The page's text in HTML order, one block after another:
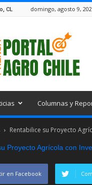
CL domingo, agosto 9,
Columnas y
Rentabilice su Proyecto
en Facebook